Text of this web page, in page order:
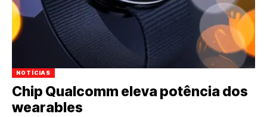
NOTÍCIAS
Chip Qualcomm eleva potência dos
wearables